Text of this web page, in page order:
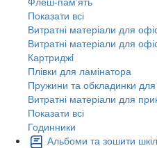
Показати всі
Витратні матеріали для
Витратні матеріали для
Картриджi
Плівки для ламінатора
Пружини та обкладинки
Витратні матеріали для
Показати всі
Годинники
Альбоми та зошити